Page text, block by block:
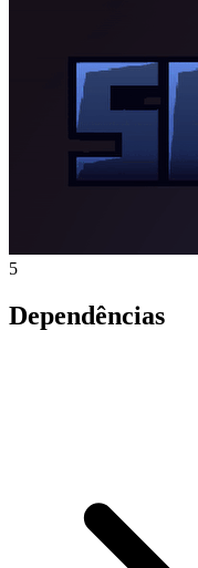
5
Dependências